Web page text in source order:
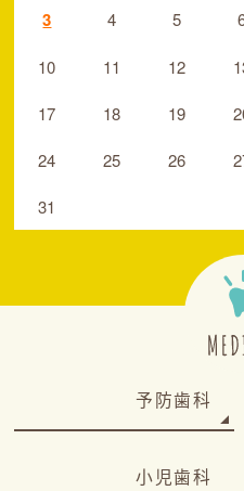
3 4 5
10 11 12
17 18 19
24 25 26
31
予防歯科
小児歯科